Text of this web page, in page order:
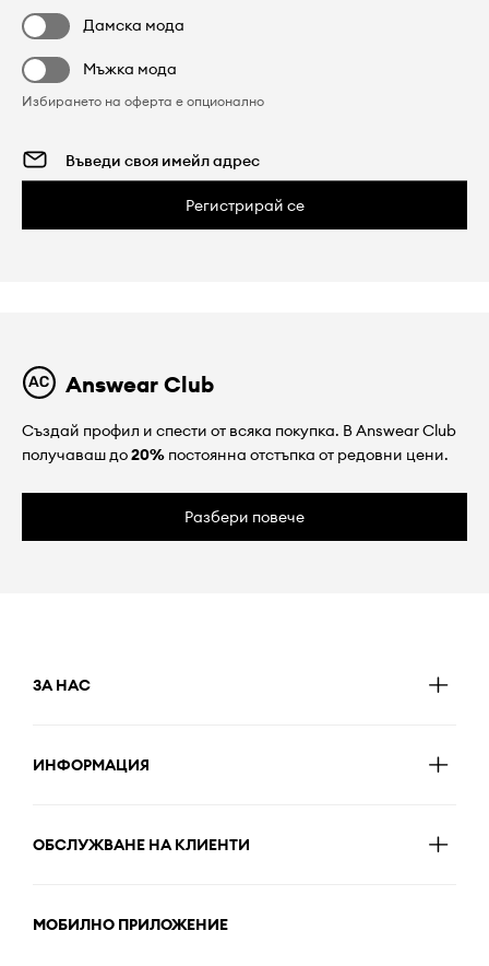
Дамска мода
Мъжка мода
Избирането на оферта е опционално
Регистрирай се
Answear Club
Създай профил и спести от всяка покупка. В Answear Club
получаваш до20% постоянна отстъпка от редовни цени.
Разбери повече
ЗА НАС
ИНФОРМАЦИЯ
ОБСЛУЖВАНЕ НА КЛИЕНТИ
МОБИЛНО ПРИЛОЖЕНИЕ